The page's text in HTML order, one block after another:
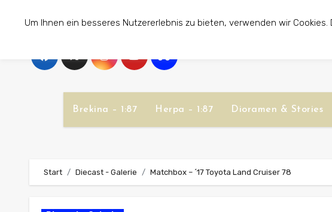
Inhalt
Brekina – 1:87 Herpa – 1:87 Dioramen & Stories
Start Diecast - Galerie Matchbox – ´17 Toyota Land Cruiser 78
Um Ihnen ein besseres Nutzererlebnis zu bieten, verwenden wir